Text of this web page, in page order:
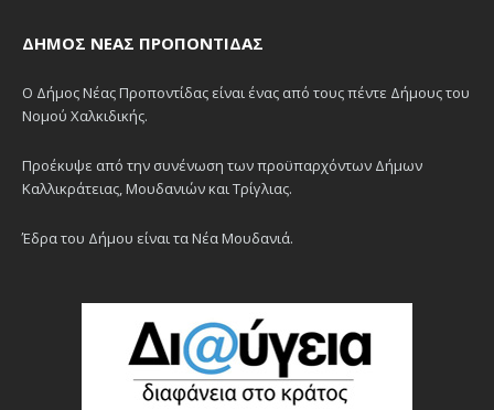
ΔΉΜΟΣ ΝΈΑΣ ΠΡΟΠΟΝΤΊΔΑΣ
Ο Δήμος Νέας Προποντίδας είναι ένας από τους πέντε Δήμους του
Νομού Χαλκιδικής.
Προέκυψε από την συνένωση των προϋπαρχόντων Δήμων
Καλλικράτειας, Μουδανιών και Τρίγλιας.
Έδρα του Δήμου είναι τα Νέα Μουδανιά.